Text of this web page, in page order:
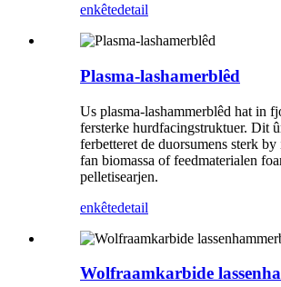
enkêtedetail
Plasma-lashamerblêd
Us plasma-lashammerblêd hat in
fersterke hurdfacingstruktuer. Dit
ferbetteret de duorsumens sterk
fan biomassa of feedmaterialen
pelletisearjen.
enkêtedetail
Wolfraamkarbide